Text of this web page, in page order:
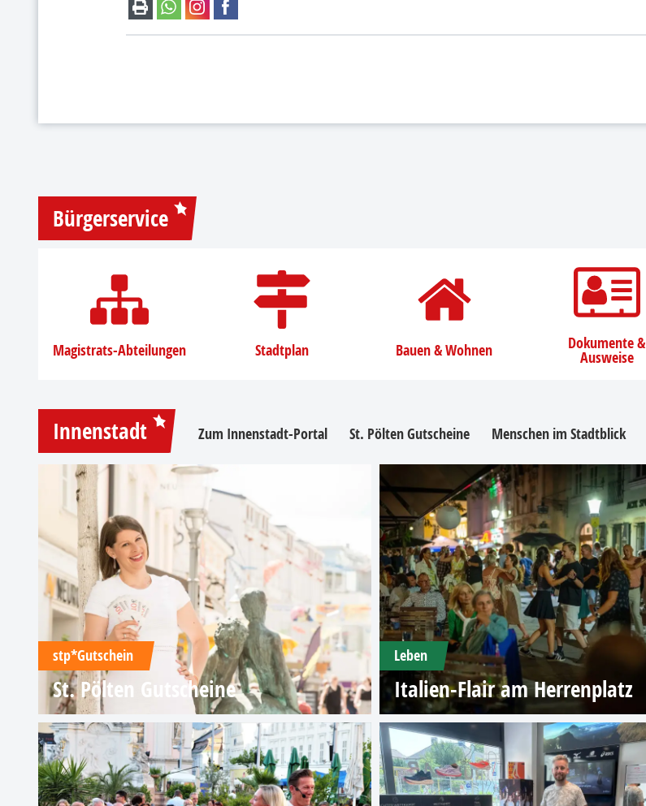
Bürgerservice
Magistrats-Abteilungen Stadtplan Bauen & Wohnen Dokumente &
Ausweise
Innenstadt Zum Innenstadt-Portal St. Pölten Gutscheine Menschen im Stadtblick
stp*Gutschein
St. Pölten Gutscheine
Leben
Italien-Flair am Herrenplatz